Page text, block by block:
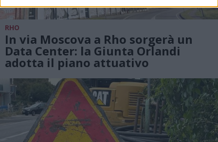
RHO
In via Moscova a Rho sorgerà un
Data Center: la Giunta Orlandi
adotta il piano attuativo